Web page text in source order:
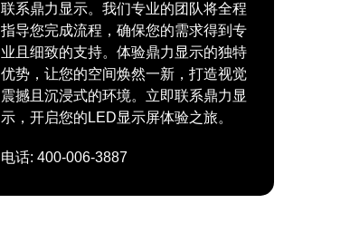
联系鼎力显示。我们专业的团队将全程
指导您完成流程，确保您的需求得到专
业且细致的支持。体验鼎力显示的独特
优势，让您的空间焕然一新，打造视觉
震撼且沉浸式的环境。立即联系鼎力显
示，开启您的LED显示屏体验之旅。
电话: 400-006-3887